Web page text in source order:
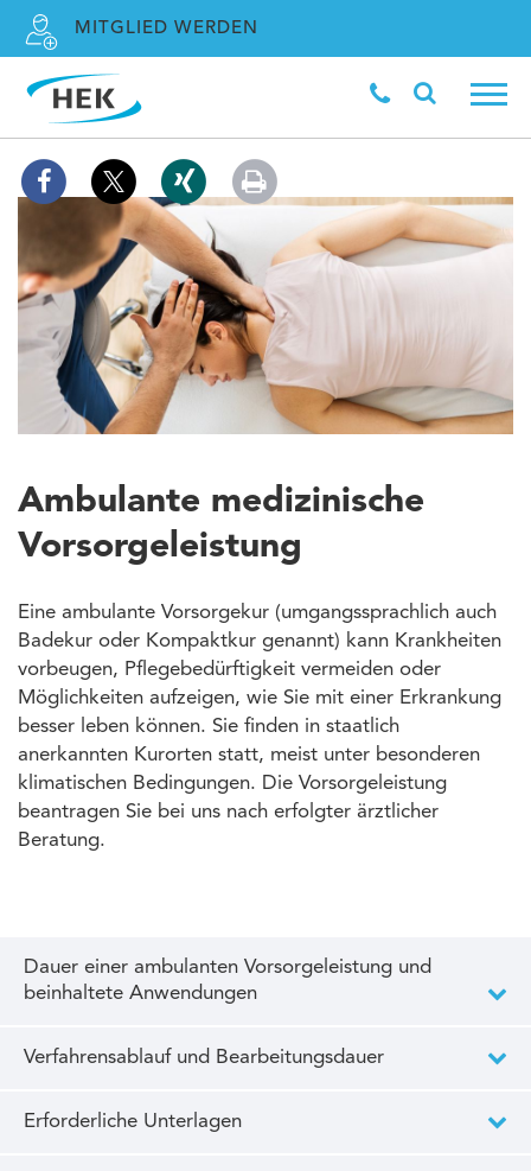
MITGLIED WERDEN
Ambulante medizinische
Vorsorgeleistung
Eine ambulante Vorsorgekur (umgangssprachlich auch
Badekur oder Kompaktkur genannt) kann Krankheiten
vorbeugen, Pflegebedürftigkeit vermeiden oder
Möglichkeiten aufzeigen, wie Sie mit einer Erkrankung
besser leben können. Sie finden in staatlich
anerkannten Kurorten statt, meist unter besonderen
klimatischen Bedingungen. Die Vorsorgeleistung
beantragen Sie bei uns nach erfolgter ärztlicher
Beratung.
Dauer einer ambulanten Vorsorgeleistung und
beinhaltete Anwendungen
Verfahrensablauf und Bearbeitungsdauer
Erforderliche Unterlagen